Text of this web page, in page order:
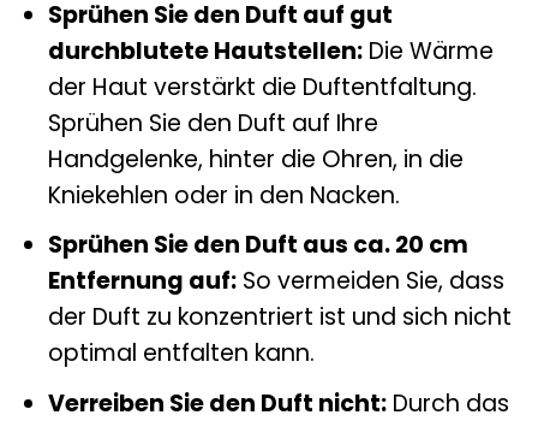
Sprühen Sie den Duft auf gut
durchblutete Hautstellen:Die Wärme
der Haut verstärkt die Duftentfaltung.
Sprühen Sie den Duft auf Ihre
Handgelenke, hinter die Ohren, in die
Kniekehlen oder in den Nacken.
Sprühen Sie den Duft aus ca. 20 cm
Entfernung auf:So vermeiden Sie, dass
der Duft zu konzentriert ist und sich nicht
optimal entfalten kann.
Verreiben Sie den Duft nicht:Durch das